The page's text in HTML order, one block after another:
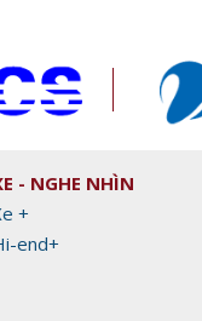
- NGHE NHÌN
+
end+